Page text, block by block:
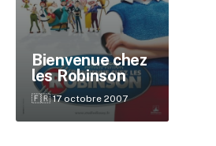
Bienvenue chez
les Robinson
🇫🇷 17 octobre 2007